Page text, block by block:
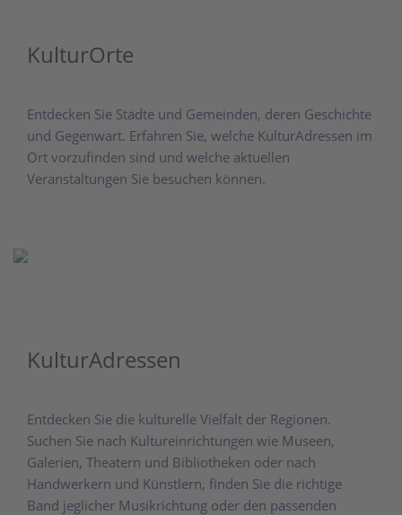
KulturOrte
Entdecken Sie Städte und Gemeinden, deren Geschichte
und Gegenwart. Erfahren Sie, welche KulturAdressen im
Ort vorzufinden sind und welche aktuellen
Veranstaltungen Sie besuchen können.
KulturAdressen
Entdecken Sie die kulturelle Vielfalt der Regionen.
Suchen Sie nach Kultureinrichtungen wie Museen,
Galerien, Theatern und Bibliotheken oder nach
Handwerkern und Künstlern, finden Sie die richtige
Band jeglicher Musikrichtung oder den passenden